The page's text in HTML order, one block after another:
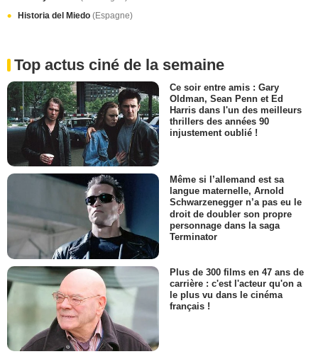
Historia del Miedo (Espagne)
Top actus ciné de la semaine
Ce soir entre amis : Gary
Oldman, Sean Penn et Ed
Harris dans l'un des meilleurs
thrillers des années 90
injustement oublié !
Même si l’allemand est sa
langue maternelle, Arnold
Schwarzenegger n’a pas eu le
droit de doubler son propre
personnage dans la saga
Terminator
Plus de 300 films en 47 ans de
carrière : c'est l'acteur qu'on a
le plus vu dans le cinéma
français !